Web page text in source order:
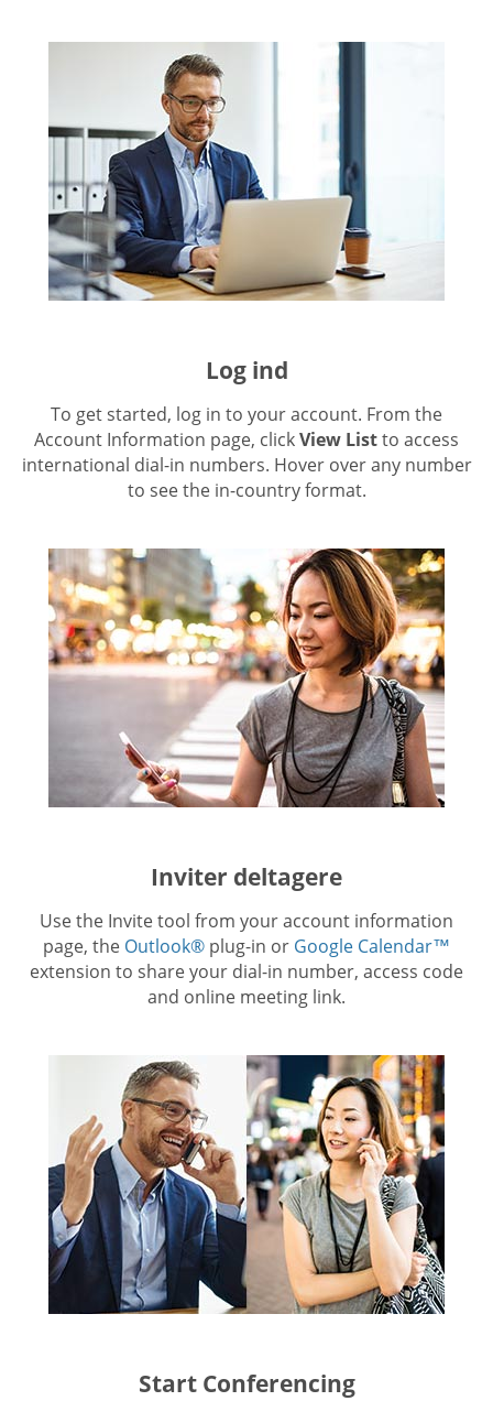
Log ind
To get started, log in to your account. From the
Account Information page, clickView Listto access
international dial-in numbers. Hover over any number
to see the in-country format.
Inviter deltagere
Use the Invite tool from your account information
page, the Outlook® plug-in or Google Calendar™
extension to share your dial-in number, access code
and online meeting link.
Start Conferencing